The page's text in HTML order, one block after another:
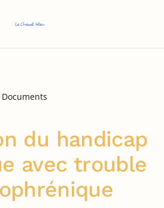
Documents
du handicap
avec trouble